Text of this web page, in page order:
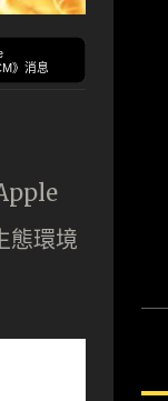
》消息
態環境